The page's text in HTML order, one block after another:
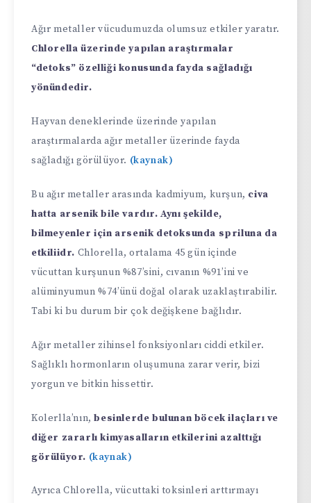
Ağır metaller vücudumuzda olumsuz etkiler yaratır.
Chlorella üzerinde yapılan araştırmalar
“detoks” özelliği konusunda fayda sağladığı
yönündedir.
Hayvan deneklerinde üzerinde yapılan
araştırmalarda ağır metaller üzerinde fayda
sağladığı görülüyor. (kaynak)
Bu ağır metaller arasında kadmiyum, kurşun, civa
hatta arsenik bile vardır. Aynı şekilde,
bilmeyenler için arsenik detoksunda spriluna da
etkiliidr. Chlorella, ortalama 45 gün içinde
vücuttan kurşunun %87’sini, cıvanın %91’ini ve
alüminyumun %74’ünü doğal olarak uzaklaştırabilir.
Tabi ki bu durum bir çok değişkene bağlıdır.
Ağır metaller zihinsel fonksiyonları ciddi etkiler.
Sağlıklı hormonların oluşumuna zarar verir, bizi
yorgun ve bitkin hissettir.
Kolerlla’nın, besinlerde bulunan böcek ilaçları ve
diğer zararlı kimyasalların etkilerini azalttığı
görülüyor. (kaynak)
Ayrıca Chlorella, vücuttaki toksinleri arttırmayı